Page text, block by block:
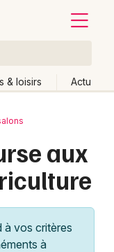
& loisirs Actu
aux
à vos critères
à
de lieu
Effacer les dates
Autre